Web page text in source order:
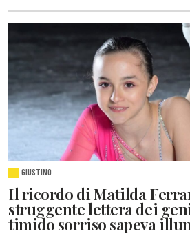
GIUSTINO
Il ricordo di Matilda
struggente lettera dei
timido sorriso sapeva